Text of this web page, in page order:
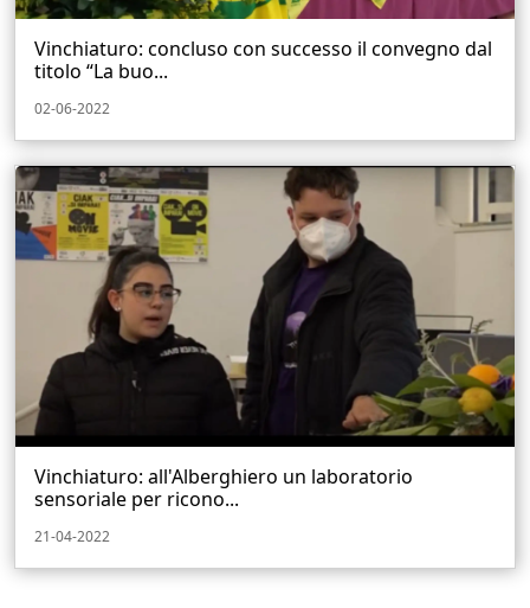
Vinchiaturo: concluso con successo il convegno dal
titolo “La buo...
02-06-2022
Vinchiaturo: all'Alberghiero un laboratorio
sensoriale per ricono...
21-04-2022